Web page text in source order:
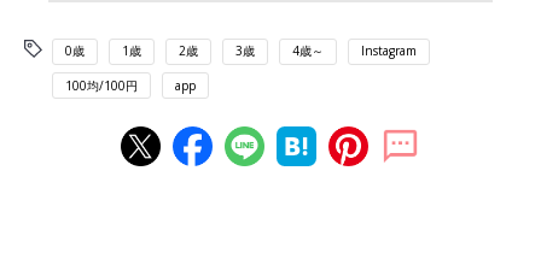
0歳 1歳 2歳 3歳 4歳～ Instagram
100均/100円 app